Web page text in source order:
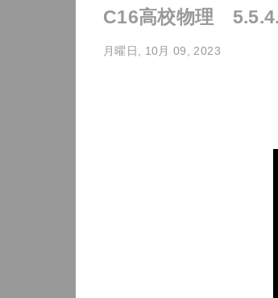
C16高校物理
月曜日, 10月 09, 2023